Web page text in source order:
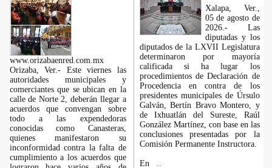
www.orizabaenred.com.mx
Orizaba, Ver.- Este viernes las
autoridades municipales y
comerciantes que se ubican en la
calle de Norte 2, deberán llegar a
acuerdos que convengan sobre
todo a las expendedoras
conocidas como Canasteras,
quienes manifestaron su
inconformidad contra la falta de
cumplimiento a los acuerdos que
Xalapa, Ver.,
05 de agosto de
2026.- Las
diputadas y los
diputados de la LXVII Legislatura
determinaron por mayoría
calificada si ha lugar los
procedimientos de Declaración de
Procedencia en contra de los
presidentes municipales de Úrsulo
Galván, Bertín Bravo Montero, y
de Ixhuatlán del Sureste, Raúl
González Martínez, con base en las
conclusiones presentadas por la
Comisión Permanente Instructora.
En